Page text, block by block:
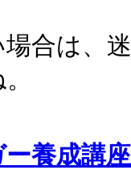
合は、
養成講